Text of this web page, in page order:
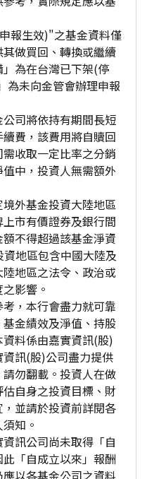
報生效)"之基金資料僅
做買回、轉換或繼續
為在台灣已下架(停
為未向金管會辦理申報
司將依持有期間長短
費，該費用將自贖回
收取一定比率之分銷
中，投資人無需額外
外基金投資大陸地區
市有價證券及銀行間
不得超過該基金淨資
地區包含中國大陸及
地區之法令、政治或
影響。
，本行會盡力就可靠
金績效及淨值、持股
料係由嘉實資訊(股)
訊(股)公司盡力提供
勿翻載。投資人在做
自身之投資目標、財
並請於投資前詳閱各
知。
訊公司尚未取得「自
「自成立以來」報酬
以各基金公司之資料